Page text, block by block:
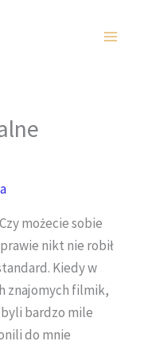
możecie sobie
nikt nie robił
Kiedy w
znajomych filmik,
bardzo mile
do mnie